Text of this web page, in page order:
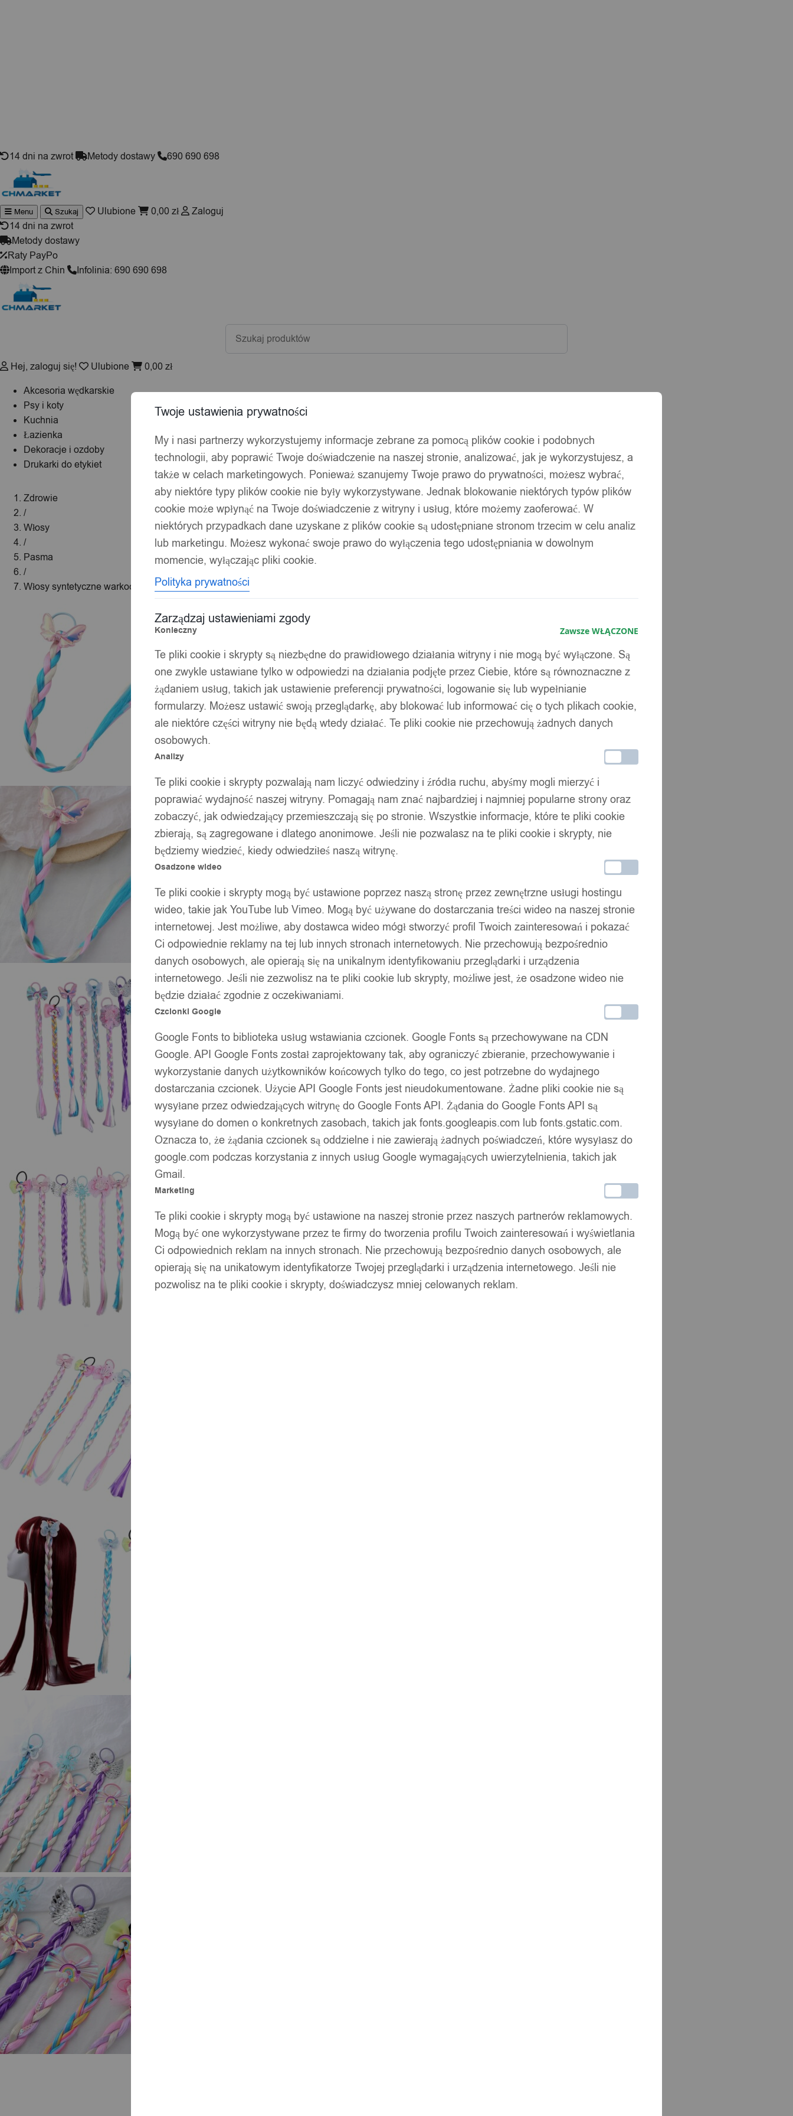
14 dni na zwrot Metody dostawy 690 690 698
Menu Szukaj Ulubione 0,00 zł
Zaloguj
14 dni na zwrot
Metody dostawy
Raty PayPo
Import z Chin
Infolinia: 690 690 698
Wyszukiwarka
produktów
Hej, zaloguj się! Ulubione 0,00 zł
Akcesoria wędkarskie
Psy i koty
Kuchnia
Łazienka
Dekoracje i ozdoby
Drukarki do etykiet
Zdrowie
/
Włosy
/
Pasma
/
Włosy syntetyczne warkoczyki doczepiane kolor a7
Twoje ustawienia prywatności
My i nasi partnerzy wykorzystujemy informacje zebrane za pomocą plików cookie i podobnych
technologii, aby poprawić Twoje doświadczenie na naszej stronie, analizować, jak je wykorzystujesz, a
także w celach marketingowych. Ponieważ szanujemy Twoje prawo do prywatności, możesz wybrać,
aby niektóre typy plików cookie nie były wykorzystywane. Jednak blokowanie niektórych typów plików
cookie może wpłynąć na Twoje doświadczenie z witryny i usług, które możemy zaoferować. W
niektórych przypadkach dane uzyskane z plików cookie są udostępniane stronom trzecim w celu analiz
lub marketingu. Możesz wykonać swoje prawo do wyłączenia tego udostępniania w dowolnym
momencie, wyłączając pliki cookie.
Polityka prywatności
Zarządzaj ustawieniami zgody
Konieczny Zawsze WŁĄCZONE
Te pliki cookie i skrypty są niezbędne do prawidłowego działania witryny i nie mogą być wyłączone. Są
one zwykle ustawiane tylko w odpowiedzi na działania podjęte przez Ciebie, które są równoznaczne z
żądaniem usług, takich jak ustawienie preferencji prywatności, logowanie się lub wypełnianie
formularzy. Możesz ustawić swoją przeglądarkę, aby blokować lub informować cię o tych plikach cookie,
ale niektóre części witryny nie będą wtedy działać. Te pliki cookie nie przechowują żadnych danych
osobowych.
Analizy
Te pliki cookie i skrypty pozwalają nam liczyć odwiedziny i źródła ruchu, abyśmy mogli mierzyć i
poprawiać wydajność naszej witryny. Pomagają nam znać najbardziej i najmniej popularne strony oraz
zobaczyć, jak odwiedzający przemieszczają się po stronie. Wszystkie informacje, które te pliki cookie
zbierają, są zagregowane i dlatego anonimowe. Jeśli nie pozwalasz na te pliki cookie i skrypty, nie
będziemy wiedzieć, kiedy odwiedziłeś naszą witrynę.
Osadzone wideo
Te pliki cookie i skrypty mogą być ustawione poprzez naszą stronę przez zewnętrzne usługi hostingu
wideo, takie jak YouTube lub Vimeo. Mogą być używane do dostarczania treści wideo na naszej stronie
internetowej. Jest możliwe, aby dostawca wideo mógł stworzyć profil Twoich zainteresowań i pokazać
Ci odpowiednie reklamy na tej lub innych stronach internetowych. Nie przechowują bezpośrednio
danych osobowych, ale opierają się na unikalnym identyfikowaniu przeglądarki i urządzenia
internetowego. Jeśli nie zezwolisz na te pliki cookie lub skrypty, możliwe jest, że osadzone wideo nie
będzie działać zgodnie z oczekiwaniami.
Czcionki Google
Google Fonts to biblioteka usług wstawiania czcionek. Google Fonts są przechowywane na CDN
Google. API Google Fonts został zaprojektowany tak, aby ograniczyć zbieranie, przechowywanie i
wykorzystanie danych użytkowników końcowych tylko do tego, co jest potrzebne do wydajnego
dostarczania czcionek. Użycie API Google Fonts jest nieudokumentowane. Żadne pliki cookie nie są
wysyłane przez odwiedzających witrynę do Google Fonts API. Żądania do Google Fonts API są
wysyłane do domen o konkretnych zasobach, takich jak fonts.googleapis.com lub fonts.gstatic.com.
Oznacza to, że żądania czcionek są oddzielne i nie zawierają żadnych poświadczeń, które wysyłasz do
google.com podczas korzystania z innych usług Google wymagających uwierzytelnienia, takich jak
Gmail.
Marketing
Te pliki cookie i skrypty mogą być ustawione na naszej stronie przez naszych partnerów reklamowych.
Mogą być one wykorzystywane przez te firmy do tworzenia profilu Twoich zainteresowań i wyświetlania
Ci odpowiednich reklam na innych stronach. Nie przechowują bezpośrednio danych osobowych, ale
opierają się na unikatowym identyfikatorze Twojej przeglądarki i urządzenia internetowego. Jeśli nie
pozwolisz na te pliki cookie i skrypty, doświadczysz mniej celowanych reklam.